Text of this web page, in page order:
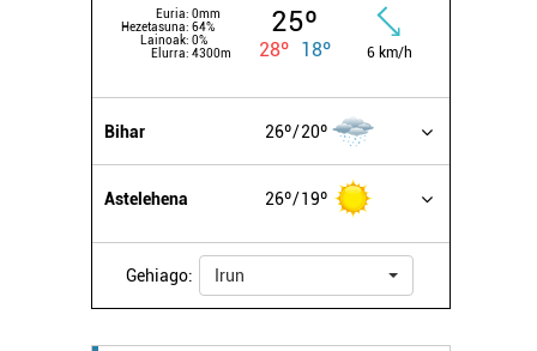
Euria: 0mm
Hezetasuna: 64%
Lainoak: 0%
Elurra: 4300m
25º
28º 18º 6 km/h
Bihar 26º 20º
Astelehena 26º 19º
Gehiago: Irun